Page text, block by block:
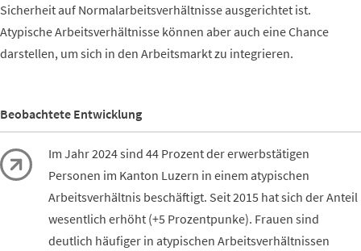
Sicherheit auf Normalarbeitsverhältnisse ausgerichtet ist.
Atypische Arbeitsverhältnisse können aber auch eine Chance
darstellen, um sich in den Arbeitsmarkt zu integrieren.
Beobachtete Entwicklung
Im Jahr 2024 sind 44 Prozent der erwerbstätigen
Personen im Kanton Luzern in einem atypischen
Arbeitsverhältnis beschäftigt. Seit 2015 hat sich der Anteil
wesentlich erhöht (+5 Prozentpunke). Frauen sind
deutlich häufiger in atypischen Arbeitsverhältnissen